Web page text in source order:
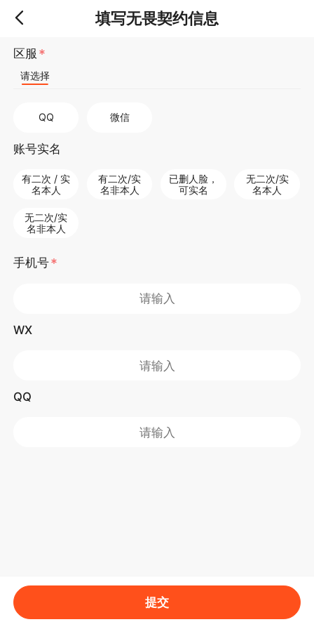
填写无畏契约信息
区服
请选择
QQ 微信
账号实名
有二次 / 实
名本人
有二次/实
名非本人
已删人脸，
可实名
无二次/实
名本人
无二次/实
名非本人
手机号
WX
QQ
提交